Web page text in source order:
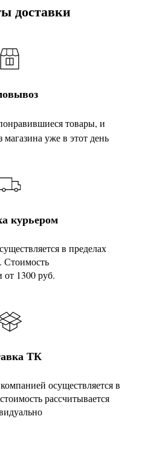
доставки
товары, и
магазина уже в этот день
курьером
в пределах
от 1300 руб.
ТК
осуществляется в
рассчитывается